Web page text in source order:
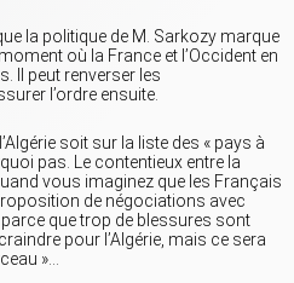
la politique de M. Sarkozy marque
où la France et l’Occident en
Il peut renverser les
l’ordre ensuite.
soit sur la liste des « pays à
pas. Le contentieux entre la
vous imaginez que les Français
de négociations avec
parce que trop de blessures sont
pour l’Algérie, mais ce sera
»…